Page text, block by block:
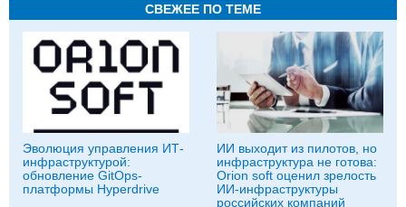
СВЕЖЕЕ ПО ТЕМЕ
Эволюция управления ИТ-
инфраструктурой:
обновление GitOps-
платформы Hyperdrive
ИИ выходит из пилотов, но
инфраструктура не готова:
Orion soft оценил зрелость
ИИ-инфраструктуры
российских компаний